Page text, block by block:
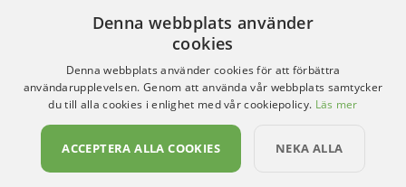
Denna webbplats använder
cookies
Denna webbplats använder cookies för att förbättra
användarupplevelsen. Genom att använda vår webbplats samtycker
du till alla cookies i enlighet med vår cookiepolicy. Läs mer
ACCEPTERA ALLA COOKIES NEKA ALLA